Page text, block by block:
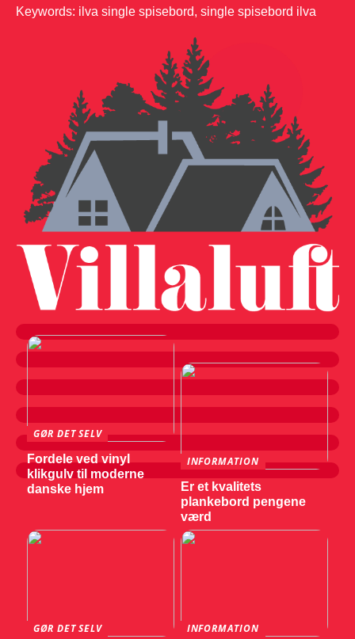
Keywords: ilva single spisebord, single spisebord ilva
GØR DET SELV
Fordele ved vinyl
klikgulv til moderne
danske hjem
INFORMATION
Er et kvalitets
plankebord pengene
værd
GØR DET SELV
INFORMATION